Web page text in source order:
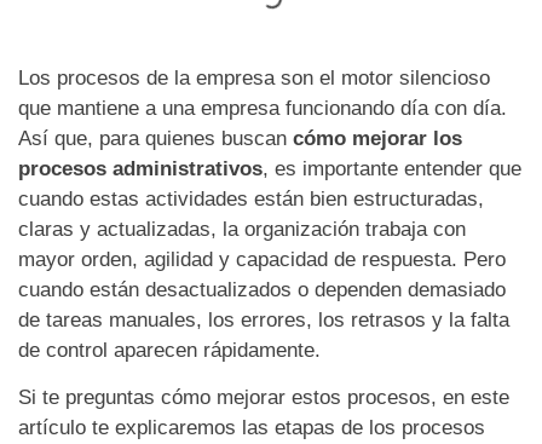
Los procesos de la empresa son el motor silencioso
que mantiene a una empresa funcionando día con día.
Así que, para quienes buscan cómo mejorar los
procesos administrativos, es importante entender que
cuando estas actividades están bien estructuradas,
claras y actualizadas, la organización trabaja con
mayor orden, agilidad y capacidad de respuesta. Pero
cuando están desactualizados o dependen demasiado
de tareas manuales, los errores, los retrasos y la falta
de control aparecen rápidamente.
Si te preguntas cómo mejorar estos procesos, en este
artículo te explicaremos las etapas de los procesos